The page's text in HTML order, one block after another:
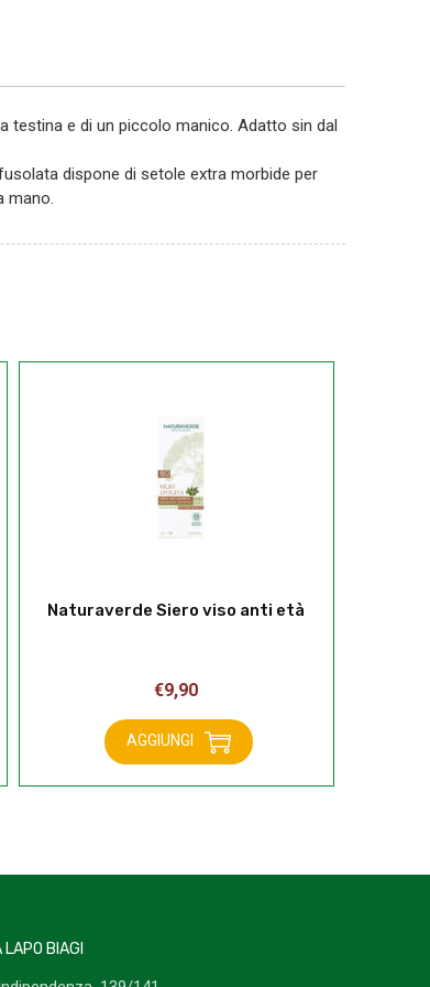
testina e di un piccolo manico. Adatto sin dal
dispone di setole extra morbide per
mano.
Naturaverde Siero viso anti età
€9,90
Naturaverde
Siero
quantità
AGGIUNGI
LAPO BIAGI